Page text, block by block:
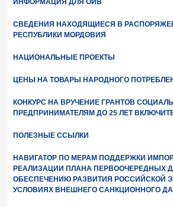
ИНФОРМАЦИЯ ДЛЯ ОИВ
СВЕДЕНИЯ НАХОДЯЩИЕСЯ В
РЕСПУБЛИКИ МОРДОВИЯ
НАЦИОНАЛЬНЫЕ ПРОЕКТЫ
ЦЕНЫ НА ТОВАРЫ НАРОДНОГО
КОНКУРС НА ВРУЧЕНИЕ ГРАНТОВ
ПРЕДПРИНИМАТЕЛЯМ ДО 25 ЛЕТ
ПОЛЕЗНЫЕ ССЫЛКИ
НАВИГАТОР ПО МЕРАМ ПОДДЕРЖКИ
РЕАЛИЗАЦИИ ПЛАНА ПЕРВООЧЕРЕДНЫХ
ОБЕСПЕЧЕНИЮ РАЗВИТИЯ РОССИЙСКОЙ
УСЛОВИЯХ ВНЕШНЕГО САНКЦИОННОГО